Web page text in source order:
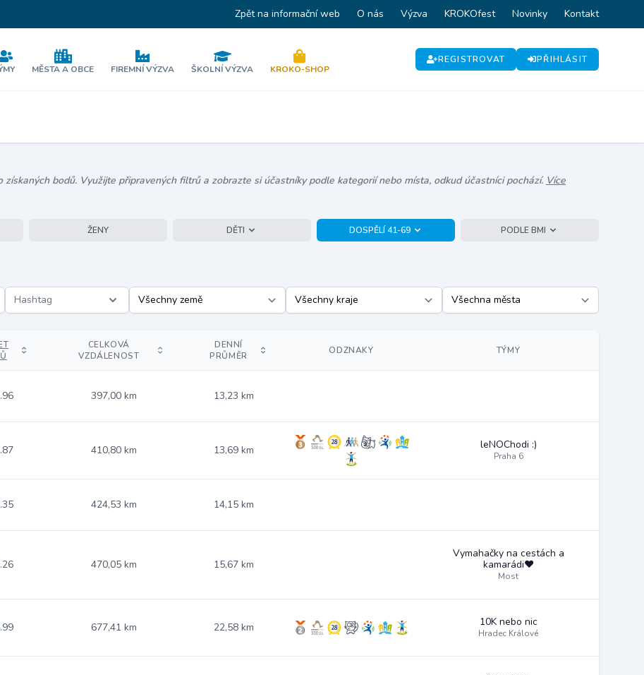
Zpět na informační web O nás Výzva KROKOfest Novinky Kontakt
MĚSTA A OBCE FIREMNÍ VÝZVA ŠKOLNÍ VÝZVA KROKO-SHOP
REGISTROVAT PŘIHLÁSIT
bodů. Využijte připravených filtrů a zobrazte si účastníky podle kategorií nebo místa, odkud účastníci pochází. Více
ŽENY DĚTI DOSPĚLÍ 41-69 PODLE BMI
Hashtag
CELKOVÁ
VZDÁLENOST
DENNÍ
PRŮMĚR
ODZNAKY TÝMY
397,00 km 13,23 km
410,80 km 13,69 km leNOChodi :)
Praha 6
424,53 km 14,15 km
470,05 km 15,67 km
Vymahačky na cestách a
kamarádi❤️
Most
677,41 km 22,58 km 10K nebo nic
Hradec Králové